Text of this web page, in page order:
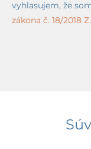
vyhlasujem, že
zákona č. 18/2018